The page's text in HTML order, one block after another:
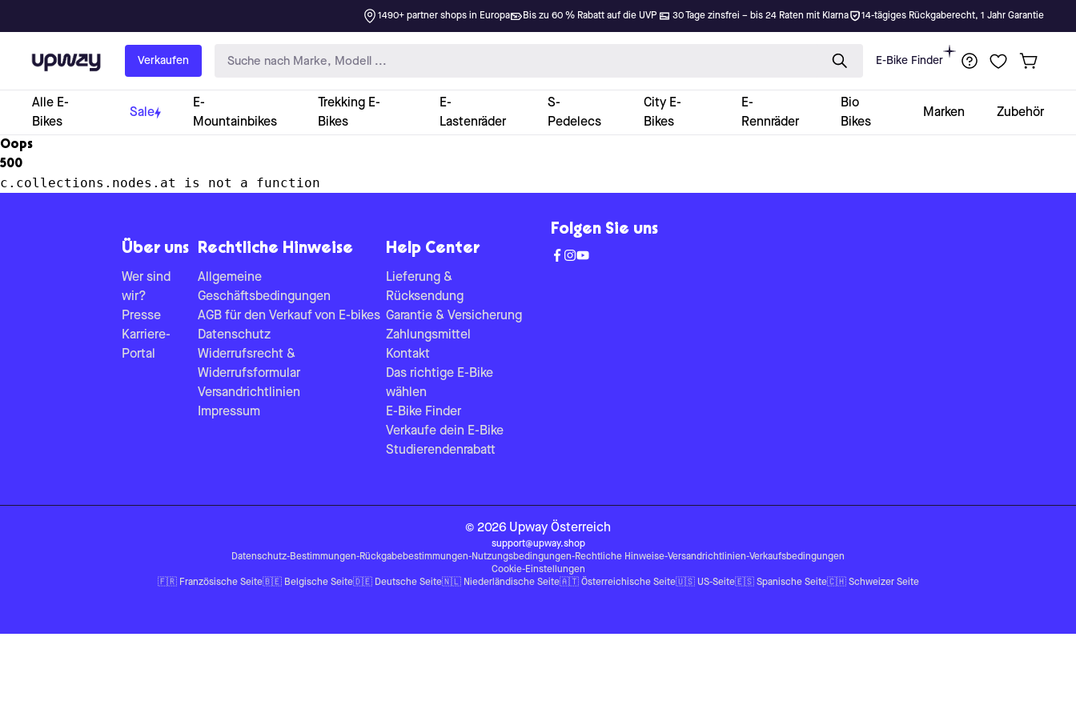
1490+ partner shops in Europa Bis zu 60 % Rabatt auf die UVP 30 Tage zinsfrei – bis 24 Raten mit Klarna 14-tägiges Rückgaberecht, 1 Jahr Garantie
Upway Verkaufen E-Bike Finder
Alle E-
Bikes
Sale
E-
Mountainbikes
Trekking E-
Bikes
E-
Lastenräder
S-
Pedelecs
City E-
Bikes
E-
Rennräder
Bio
Bikes
Marken Zubehör
Oops
500
c.collections.nodes.at is not a function
Über uns
Wer sind
wir?
Presse
Karriere-
Portal
Rechtliche Hinweise
Allgemeine
Geschäftsbedingungen
AGB für den Verkauf von E-bikes
Datenschutz
Widerrufsrecht &
Widerrufsformular
Versandrichtlinien
Impressum
Help Center
Lieferung &
Rücksendung
Garantie & Versicherung
Zahlungsmittel
Kontakt
Das richtige E-Bike
wählen
E-Bike Finder
Verkaufe dein E-Bike
Studierendenrabatt
Folgen Sie uns
© 2026 Upway Österreich
support@upway.shop
Datenschutz-Bestimmungen-Rückgabebestimmungen-Nutzungsbedingungen-Rechtliche Hinweise-Versandrichtlinien-Verkaufsbedingungen
Cookie-Einstellungen
🇫🇷 Französische Seite🇧🇪 Belgische Seite🇩🇪 Deutsche Seite🇳🇱 Niederländische Seite🇦🇹 Österreichische Seite🇺🇸 US-Seite🇪🇸 Spanische Seite🇨🇭 Schweizer Seite